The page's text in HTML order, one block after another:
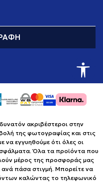
ακριβέστεροι στην
της φωτογραφίας και στις
να εγγυηθούμε ότι όλες οι
σφάλματα. Όλα τα προϊόντα που
μέρος της προσφοράς μας
ανά πάσα στιγμή. Μπορείτε να
καλώντας το τηλεφωνικό